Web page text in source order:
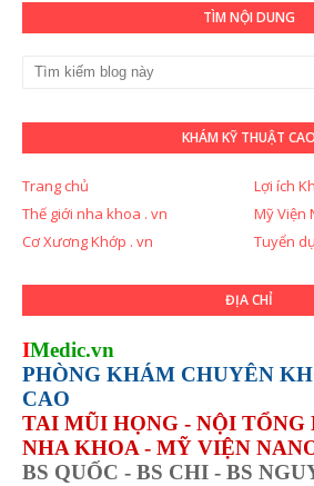
TÌM NỘI DUNG
KHÁM KỸ THUẬT CAO
Trang chủ
Lợi ích
Thế giới nha khoa . vn
Mỹ Viện
Cơ Xương Khớp . vn
Tuyển
ĐỊA CHỈ
IMedic.vn
PHÒNG KHÁM CHUYÊN
CAO
TAI MŨI HỌNG - NỘI TỔNG
NHA KHOA - MỸ VIỆN
BS QUỐC - BS CHI - BS